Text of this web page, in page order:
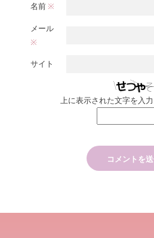
名前 ※
メール
※
サイト
上に表示された文字を入力